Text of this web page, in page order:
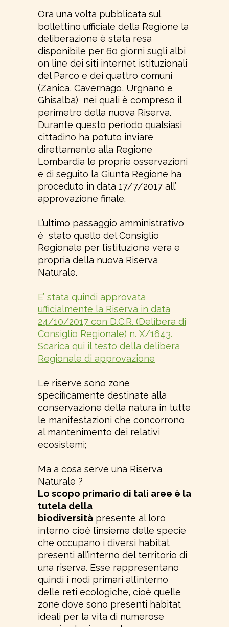
Ora una volta pubblicata sul
bollettino ufficiale della Regione la
deliberazione è stata resa
disponibile per 60 giorni sugli albi
on line dei siti internet istituzionali
del Parco e dei quattro comuni
(Zanica, Cavernago, Urgnano e
Ghisalba) nei quali è compreso il
perimetro della nuova Riserva.
Durante questo periodo qualsiasi
cittadino ha potuto inviare
direttamente alla Regione
Lombardia le proprie osservazioni
e di seguito la Giunta Regione ha
proceduto in data 17/7/2017 all’
approvazione finale.
L’ultimo passaggio amministrativo
è stato quello del Consiglio
Regionale per l’istituzione vera e
propria della nuova Riserva
Naturale.
E’ stata quindi approvata
ufficialmente la Riserva in data
24/10/2017 con D.C.R. (Delibera di
Consiglio Regionale) n. X/1643.
Scarica qui il testo della delibera
Regionale di approvazione
Le riserve sono zone
specificamente destinate alla
conservazione della natura in tutte
le manifestazioni che concorrono
al mantenimento dei relativi
ecosistemi;
Ma a cosa serve una Riserva
Naturale ?
Lo scopo primario di tali aree è la
tutela della
biodiversità presente al loro
interno cioè l’insieme delle specie
che occupano i diversi habitat
presenti all’interno del territorio di
una riserva. Esse rappresentano
quindi i nodi primari all’interno
delle reti ecologiche, cioè quelle
zone dove sono presenti habitat
ideali per la vita di numerose